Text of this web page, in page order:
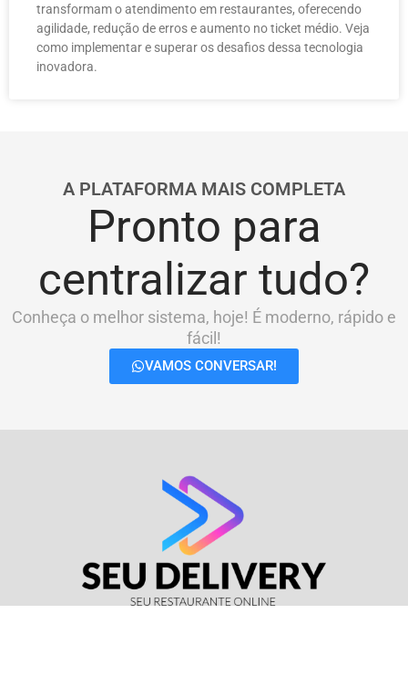
transformam o atendimento em restaurantes, oferecendo
agilidade, redução de erros e aumento no ticket médio. Veja
como implementar e superar os desafios dessa tecnologia
inovadora.
A PLATAFORMA MAIS COMPLETA
Pronto para
centralizar tudo?
Conheça o melhor sistema, hoje! É moderno, rápido e
fácil!
VAMOS CONVERSAR!